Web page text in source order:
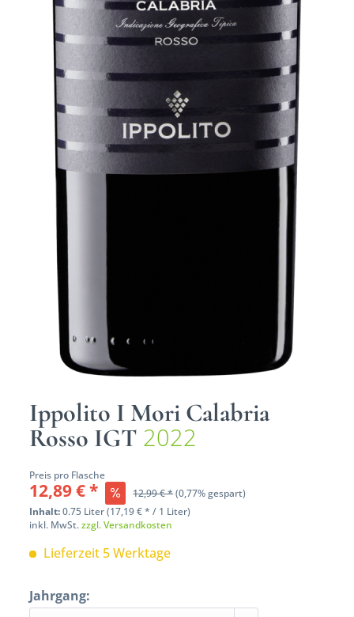
Ippolito I Mori Calabria
Rosso IGT 2022
Preis pro Flasche
12,89 € * 12,99 € *(0,77% gespart)
Inhalt:0.75 Liter (17,19 € * / 1 Liter)
inkl. MwSt.zzgl. Versandkosten
Lieferzeit 5 Werktage
Jahrgang: